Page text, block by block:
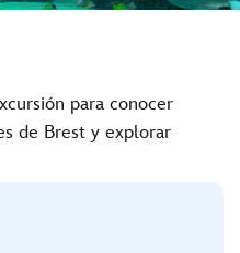
para conocer
de Brest y explorar